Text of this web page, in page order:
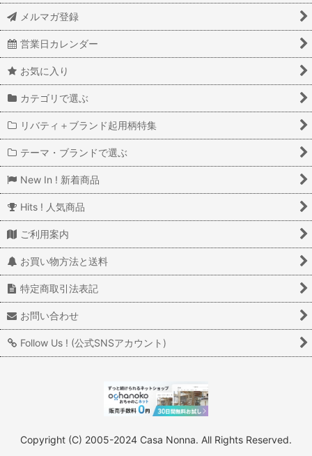
メルマガ登録
営業日カレンダー
お気に入り
カテゴリで選ぶ
リバティ＋ブランド起用柄特集
テーマ・ブランドで選ぶ
New In ! 新着商品
Hits ! 人気商品
ご利用案内
お買い物方法と送料
特定商取引法表記
お問い合わせ
Follow Us ! (公式SNSアカウント)
Copyright (C) 2005-2024 Casa Nonna. All Rights Reserved.